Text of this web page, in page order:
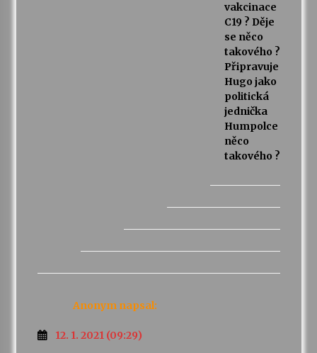
vakcinace
C19 ? Děje
se něco
takového ?
Připravuje
Hugo jako
politická
jednička
Humpolce
něco
takového ?
Anonym napsal:
12. 1. 2021 (09:29)